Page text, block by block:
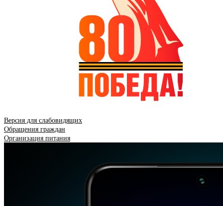
Версия для слабовидящих
Обращения граждан
Организация питания